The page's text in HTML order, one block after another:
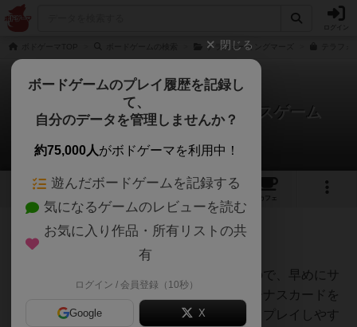
テラフォーミングマーズ
テラフォーミングマーズ：ダイスゲーム
1件の戦略やコツ
5 13
カフェ
89名
資源が無いとどうにもならないので、早めにサ
イコロを増やすこと、５点のボーナスカードを
早めに獲得することを意識するとプレイしやす
閉じる
ボードゲームのプレイ履歴を記録し
て、
自分のデータを管理しませんか？
約75,000人がボドゲーマを利用中！
遊んだボードゲームを記録する
気になるゲームのレビューを読む
お気に入り作品・所有リストの共
有
ログイン / 会員登録（10秒）
Google X